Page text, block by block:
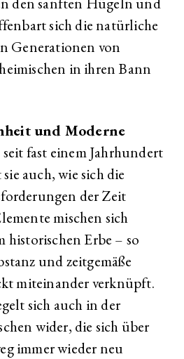
sich die natürliche
Generationen von
in ihren Bann
und Moderne
fast einem Jahrhundert
auch, wie sich die
der Zeit
mischen sich
historischen Erbe – so
und zeitgemäße
miteinander verknüpft.
sich auch in der
wider, die sich über
immer wieder neu